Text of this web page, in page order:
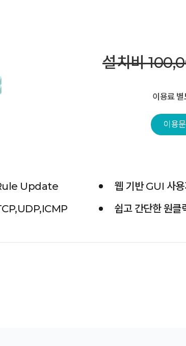
설치비
이용료
이용
Rule Update
웹 기반 GUI 사
쉽고 간단한 원클